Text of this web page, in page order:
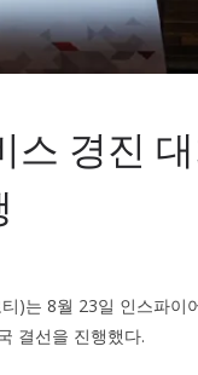
경진 대
)는 8월 23일 인스파이
결선을 진행했다.